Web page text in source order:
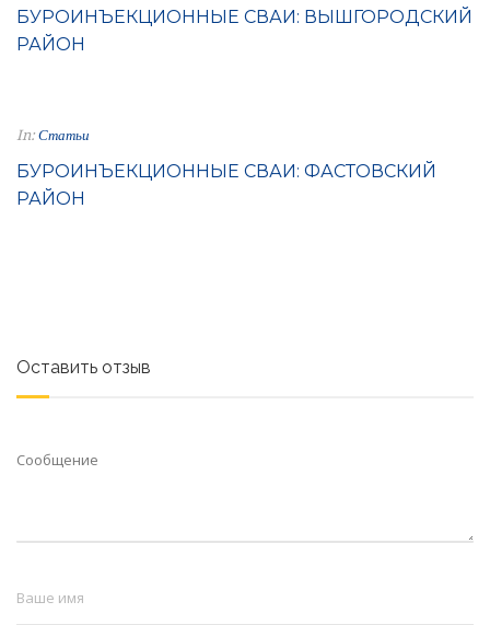
БУРОИНЪЕКЦИОННЫЕ СВАИ: ВЫШГОРОДСКИЙ
РАЙОН
In: Статьи
БУРОИНЪЕКЦИОННЫЕ СВАИ: ФАСТОВСКИЙ
РАЙОН
Оставить отзыв